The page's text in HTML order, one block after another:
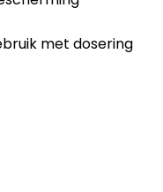
met dosering